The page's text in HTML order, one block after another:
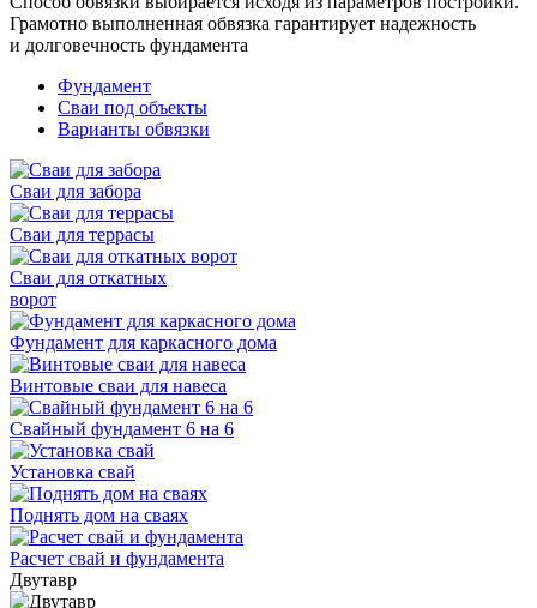
Грамотно выполненная обвязка гарантирует надежность
и долговечность фундамента
Фундамент
Сваи под объекты
Варианты обвязки
Сваи для забора
Сваи для террасы
Сваи для откатных
ворот
Фундамент для каркасного дома
Винтовые сваи для навеса
Свайный фундамент 6 на 6
Установка свай
Поднять дом на сваях
Расчет свай и фундамента
Двутавр